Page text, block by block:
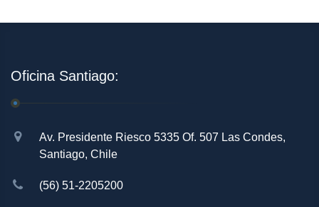
Oficina Santiago:
Av. Presidente Riesco 5335 Of. 507 Las Condes,
Santiago, Chile
(56) 51-2205200